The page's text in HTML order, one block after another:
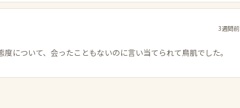
3週間前
について、会ったこともないのに言い当てられて鳥肌でした。